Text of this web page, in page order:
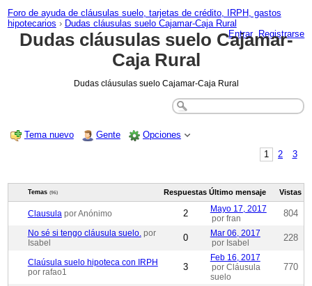
Foro de ayuda de cláusulas suelo, tarjetas de crédito, IRPH, gastos
hipotecarios › Dudas cláusulas suelo Cajamar-Caja Rural
Entrar
Registrarse
Dudas cláusulas suelo Cajamar-
Caja Rural
Dudas cláusulas suelo Cajamar-Caja Rural
Tema nuevo Gente
Opciones
1
2 3
Temas (96) Respuestas Último mensaje Vistas
Clausula por Anónimo 2
Mayo 17, 2017
por fran
804
No sé si tengo cláusula suelo. por
Isabel
0
Mar 06, 2017
por Isabel
228
Claúsula suelo hipoteca con IRPH
por rafao1
3
Feb 16, 2017
por Cláusula
suelo
770